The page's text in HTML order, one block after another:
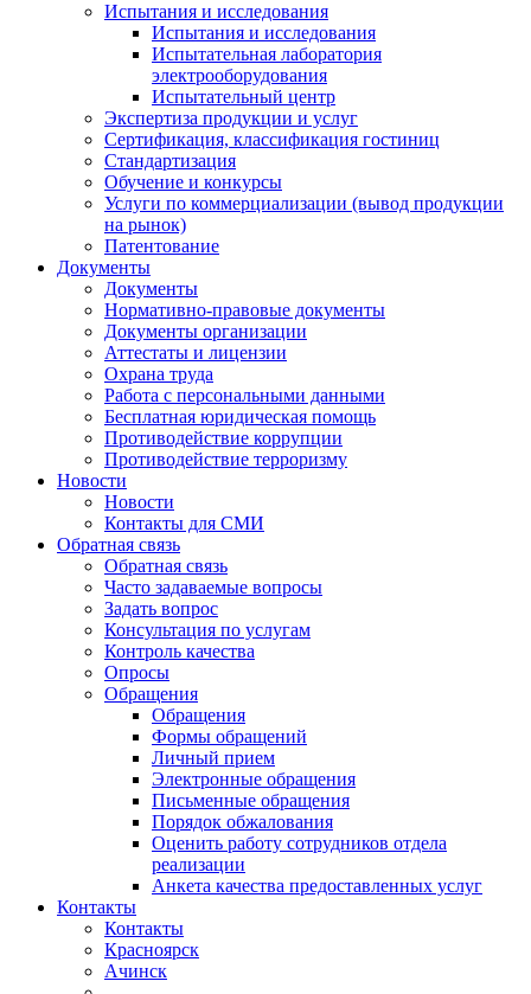
Испытания и исследования
Испытания и исследования
Испытательная лаборатория
электрооборудования
Испытательный центр
Экспертиза продукции и услуг
Сертификация, классификация гостиниц
Стандартизация
Обучение и конкурсы
Услуги по коммерциализации (вывод продукции
на рынок)
Патентование
Документы
Документы
Нормативно-правовые документы
Документы организации
Аттестаты и лицензии
Охрана труда
Работа с персональными данными
Бесплатная юридическая помощь
Противодействие коррупции
Противодействие терроризму
Новости
Новости
Контакты для СМИ
Обратная связь
Обратная связь
Часто задаваемые вопросы
Задать вопрос
Консультация по услугам
Контроль качества
Опросы
Обращения
Обращения
Формы обращений
Личный прием
Электронные обращения
Письменные обращения
Порядок обжалования
Оценить работу сотрудников отдела
реализации
Анкета качества предоставленных услуг
Контакты
Контакты
Красноярск
Ачинск